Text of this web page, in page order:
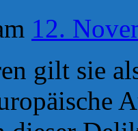
12.
gilt sie